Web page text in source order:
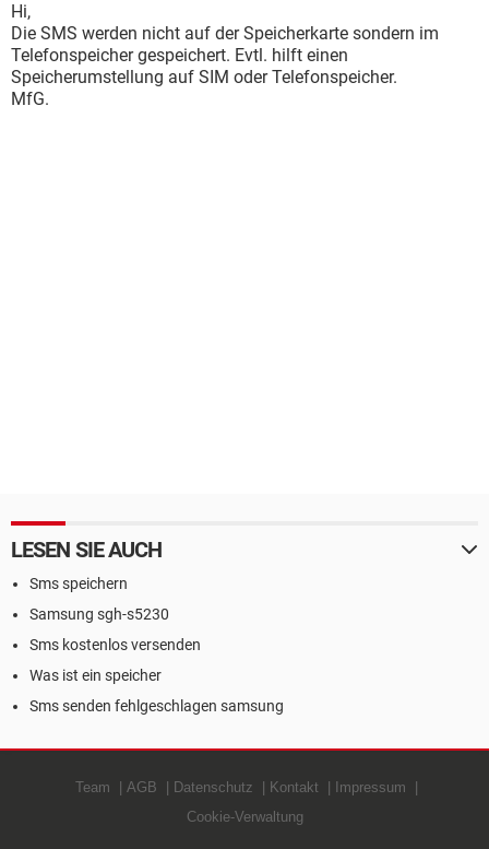
Hi,
Die SMS werden nicht auf der Speicherkarte sondern im
Telefonspeicher gespeichert. Evtl. hilft einen
Speicherumstellung auf SIM oder Telefonspeicher.
MfG.
LESEN SIE AUCH
Sms speichern
Samsung sgh-s5230
Sms kostenlos versenden
Was ist ein speicher
Sms senden fehlgeschlagen samsung
Team AGB Datenschutz Kontakt
Impressum
Cookie-Verwaltung